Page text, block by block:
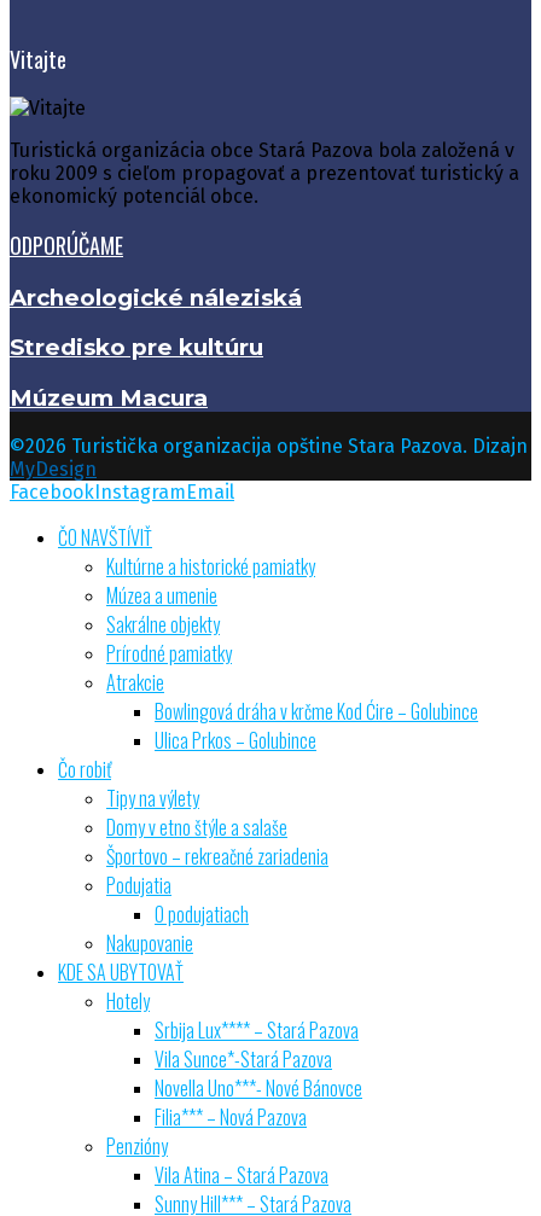
Vitajte
Turistická organizácia obce Stará Pazova bola založená v
roku 2009 s cieľom propagovať a prezentovať turistický a
ekonomický potenciál obce.
ODPORÚČAME
Archeologické náleziská
Stredisko pre kultúru
Múzeum Macura
©2026 Turistička organizacija opštine Stara Pazova. Dizajn
MyDesign
FacebookInstagramEmail
ČO NAVŠTĺVIŤ
Kultúrne a historické pamiatky
Múzea a umenie
Sakrálne objekty
Prírodné pamiatky
Atrakcie
Bowlingová dráha v krčme Kod Ćire – Golubince
Ulica Prkos – Golubince
Čo robiť
Tipy na výlety
Domy v etno štýle a salaše
Športovo – rekreačné zariadenia
Podujatia
O podujatiach
Nakupovanie
KDE SA UBYTOVAŤ
Hotely
Srbija Lux**** – Stará Pazova
Vila Sunce*-Stará Pazova
Novella Uno***- Nové Bánovce
Filia*** – Nová Pazova
Penzióny
Vila Atina – Stará Pazova
Sunny Hill*** – Stará Pazova